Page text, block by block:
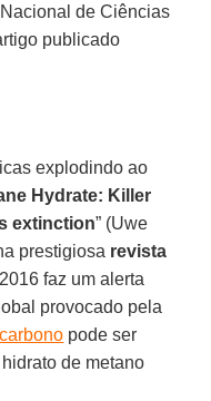
de Ciências
publicado
explodindo ao
Hydrate: Killer
extinction” (Uwe
prestigiosa revista
faz um alerta
provocado pela
pode ser
de metano